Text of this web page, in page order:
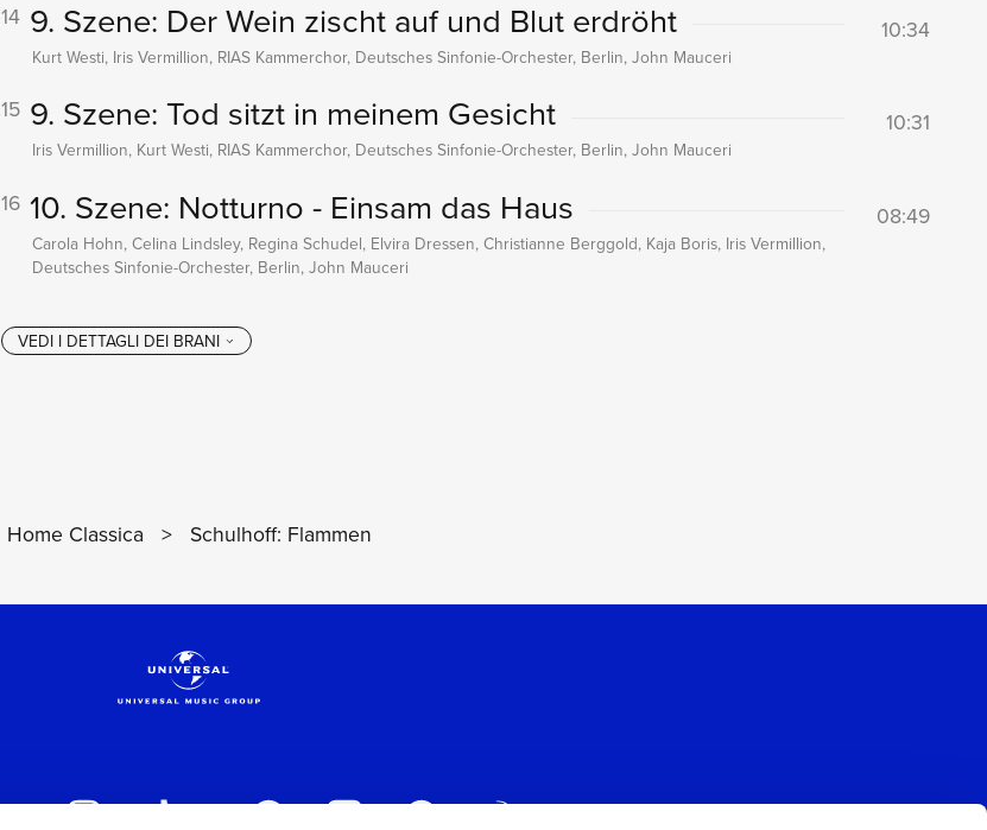
14 9. Szene: Der Wein zischt auf und Blut erdröht 10:34
Kurt Westi, Iris Vermillion, RIAS Kammerchor, Deutsches Sinfonie-Orchester, Berlin, John Mauceri
15 9. Szene: Tod sitzt in meinem Gesicht 10:31
Iris Vermillion, Kurt Westi, RIAS Kammerchor, Deutsches Sinfonie-Orchester, Berlin, John Mauceri
16 10. Szene: Notturno - Einsam das Haus 08:49
Carola Hohn, Celina Lindsley, Regina Schudel, Elvira Dressen, Christianne Berggold, Kaja Boris, Iris Vermillion,
Deutsches Sinfonie-Orchester, Berlin, John Mauceri
Home Classica > Schulhoff: Flammen